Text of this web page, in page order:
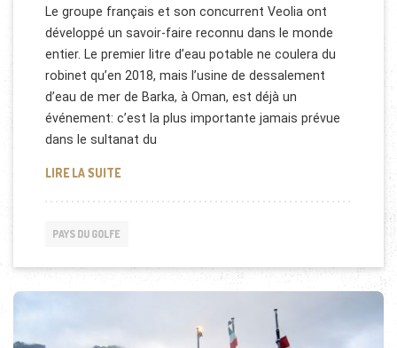
Le groupe français et son concurrent Veolia ont
développé un savoir-faire reconnu dans le monde
entier. Le premier litre d’eau potable ne coulera du
robinet qu’en 2018, mais l’usine de dessalement
d’eau de mer de Barka, à Oman, est déjà un
événement: c’est la plus importante jamais prévue
dans le sultanat du
LIRE LA SUITEUSINE DE DESSALEMENT À OMAN
PAYS DU GOLFE